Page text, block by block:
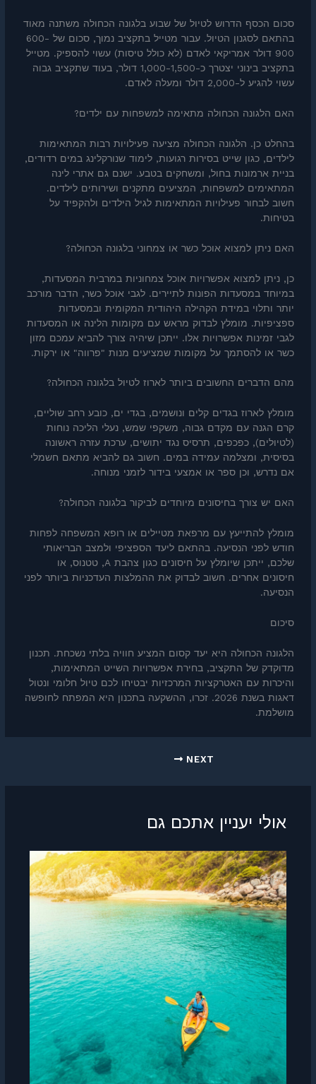
סכום הכסף הדרוש לטיול של שבוע בלגונה הכחולה משתנה מאוד
בהתאם לסגנון הטיול. עבור מטייל בתקציב נמוך, סכום של 600-
900 דולר אמריקאי לאדם (לא כולל טיסות) עשוי להספיק. מטייל
בתקציב בינוני יצטרך כ-1,000-1,500 דולר, בעוד שתקציב גבוה
עשוי להגיע ל-2,000 דולר ומעלה לאדם.
האם הלגונה הכחולה מתאימה למשפחות עם ילדים?
בהחלט כן. הלגונה הכחולה מציעה פעילויות רבות המתאימות
לילדים, כגון שייט בסירות רגועות, לימוד שנורקלינג במים רדודים,
בניית ארמונות בחול, ומשחקים בטבע. ישנם גם אתרי לינה
המתאימים למשפחות, המציעים מתקנים ושירותים לילדים.
חשוב לבחור פעילויות המתאימות לגיל הילדים ולהקפיד על
בטיחות.
האם ניתן למצוא אוכל כשר או צמחוני בלגונה הכחולה?
כן, ניתן למצוא אפשרויות אוכל צמחוניות במרבית המסעדות,
במיוחד במסעדות הפונות לתיירים. לגבי אוכל כשר, הדבר מורכב
יותר ותלוי במידת הקהילה היהודית המקומית ובמסעדות
ספציפיות. מומלץ לבדוק מראש עם מקומות הלינה או המסעדות
לגבי זמינות אפשרויות אלו. ייתכן שיהיה צורך להביא עמכם מזון
כשר או להסתמך על מקומות שמציעים מנות "פרווה" או ירקות.
מהם הדברים החשובים ביותר לארוז לטיול בלגונה הכחולה?
מומלץ לארוז בגדים קלים ונושמים, בגדי ים, כובע רחב שוליים,
קרם הגנה עם מקדם גבוה, משקפי שמש, נעלי הליכה נוחות
(לטיולים), כפכפים, תרסיס נגד יתושים, ערכת עזרה ראשונה
בסיסית, ומצלמה עמידה במים. חשוב גם להביא מתאם חשמלי
אם נדרש, וכן ספר או אמצעי בידור לזמני מנוחה.
האם יש צורך בחיסונים מיוחדים לביקור בלגונה הכחולה?
מומלץ להתייעץ עם מרפאת מטיילים או רופא המשפחה לפחות
חודש לפני הנסיעה. בהתאם ליעד הספציפי ולמצב הבריאותי
שלכם, ייתכן שיומלץ על חיסונים כגון צהבת A, טטנוס, או
חיסונים אחרים. חשוב לבדוק את ההמלצות העדכניות ביותר לפני
הנסיעה.
סיכום
הלגונה הכחולה היא יעד קסום המציע חוויה בלתי נשכחת. תכנון
מדוקדק של התקציב, בחירת אפשרויות השייט המתאימות,
והיכרות עם האטרקציות המרכזיות יבטיחו לכם טיול חלומי ונטול
דאגות בשנת 2026. זכרו, ההשקעה בתכנון היא המפתח לחופשה
מושלמת.
NEXT
אולי יעניין אתכם גם